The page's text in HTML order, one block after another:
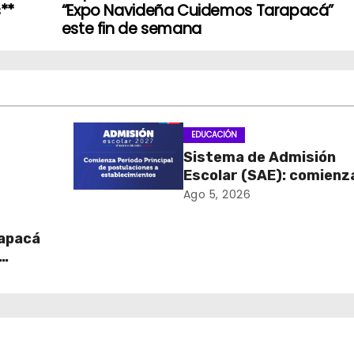
“Expo Navideña Cuidemos Tarapacá”
este fin de semana
el
EDUCACIÓN
Sistema de Admisión
Escolar (SAE):
las postulaciones a
Ago 5, 2026